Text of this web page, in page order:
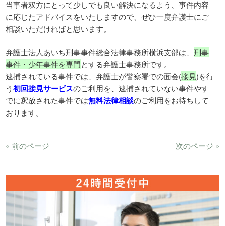
当事者双方にとって少しでも良い解決になるよう、事件内容
に応じたアドバイスをいたしますので、ぜひ一度弁護士にご
相談いただければと思います。
弁護士法人あいち刑事事件総合法律事務所横浜支部は、刑事
事件・少年事件を専門とする弁護士事務所です。
逮捕されている事件では、弁護士が警察署での面会(接見)を行
う初回接見サービスのご利用を、逮捕されていない事件やす
でに釈放された事件では無料法律相談のご利用をお待ちして
おります。
« 前のページ 次のページ »